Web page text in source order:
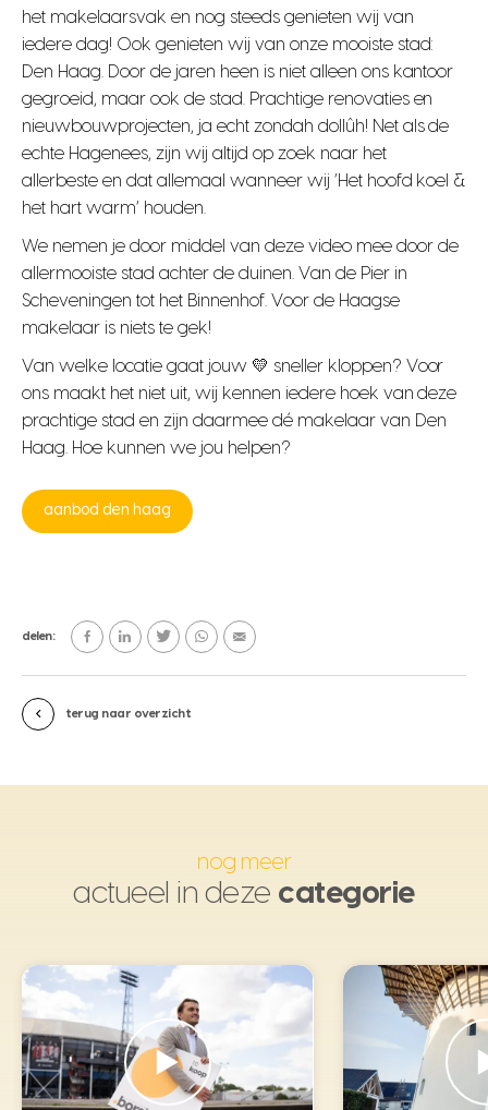
het makelaarsvak en nog steeds genieten wij van
iedere dag! Ook genieten wij van onze mooiste stad:
Den Haag. Door de jaren heen is niet alleen ons kantoor
gegroeid, maar ook de stad. Prachtige renovaties en
nieuwbouwprojecten, ja echt zondah dollûh! Net als de
echte Hagenees, zijn wij altijd op zoek naar het
allerbeste en dat allemaal wanneer wij ‘Het hoofd koel &
het hart warm’ houden.
We nemen je door middel van deze video mee door de
allermooiste stad achter de duinen. Van de Pier in
Scheveningen tot het Binnenhof. Voor de Haagse
makelaar is niets te gek!
Van welke locatie gaat jouw 💛 sneller kloppen? Voor
ons maakt het niet uit, wij kennen iedere hoek van deze
prachtige stad en zijn daarmee dé makelaar van Den
Haag. Hoe kunnen we jou helpen?
aanbod den haag
delen:
terug naar overzicht
nog meer
actueel in deze categorie